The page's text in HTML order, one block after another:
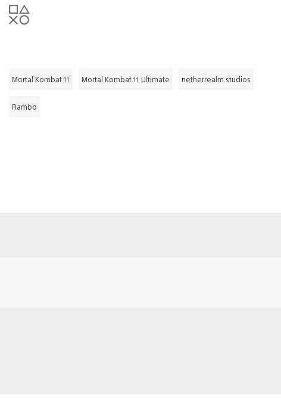
Mortal Kombat 11 Mortal Kombat 11 Ultimate netherrealm studios
Rambo